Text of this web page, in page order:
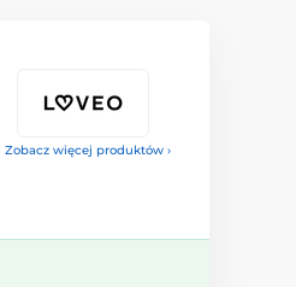
Zobacz więcej produktów ›